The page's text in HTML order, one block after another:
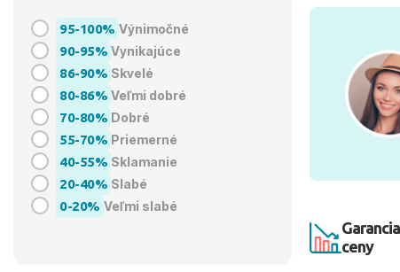
95-100% Výnimočné
90-95% Vynikajúce
86-90% Skvelé
80-86% Veľmi dobré
70-80% Dobré
55-70% Priemerné
40-55% Sklamanie
20-40% Slabé
0-20% Veľmi slabé
ceny